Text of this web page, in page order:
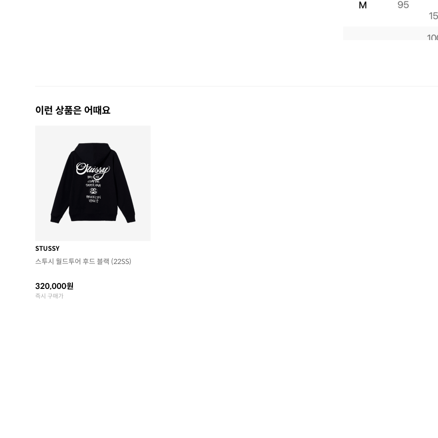
이런 상품은 어때요
STUSSY
스투시 월드투어 후드 블랙 (22SS)
320,000원
즉시 구매가